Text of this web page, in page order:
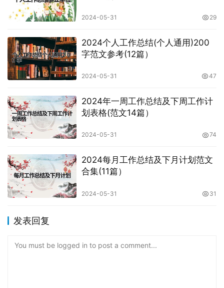
2024-05-31 29
2024个人工作总结(个人通用)200
字范文参考(12篇）
2024-05-31 47
2024年一周工作总结及下周工作计
划表格(范文14篇）
2024-05-31 74
2024每月工作总结及下月计划范文
合集(11篇）
2024-05-31 31
发表回复
You must be logged in to post a comment...